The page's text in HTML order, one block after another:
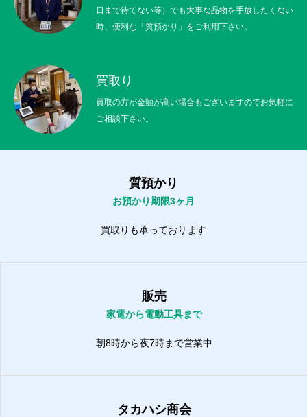
日まで待てない等）でも大事な品物を手放したくない
時、便利な「質預かり」をご利用下さい。
買取り
買取の方が金額が高い場合もございますのでお気軽に
ご相談下さい。
質預かり
お預かり期限3ヶ月
買取りも承っております
販売
家電から電動工具まで
朝8時から夜7時まで営業中
タカハシ商会